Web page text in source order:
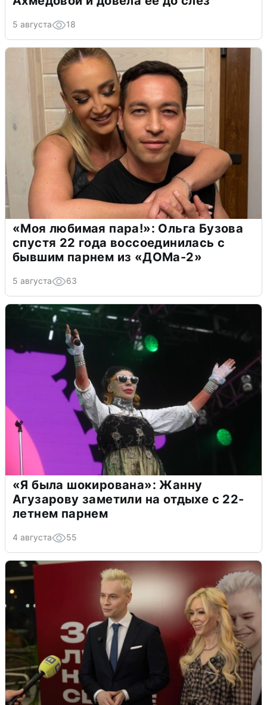
5 августа 18
«Моя любимая пара!»: Ольга Бузова
спустя 22 года воссоединилась с
бывшим парнем из «ДОМа-2»
5 августа 63
«Я была шокирована»: Жанну
Агузарову заметили на отдыхе с 22-
летнем парнем
4 августа 55